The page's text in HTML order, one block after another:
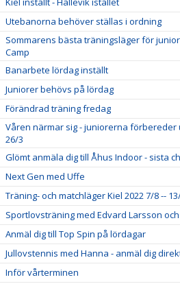
Utebanorna behöver ställas i ordning
Sommarens bästa träningsläger för
Camp
Banarbete lördag inställt
Juniorer behövs på lördag
Förändrad träning fredag
Våren närmar sig - juniorerna förbereder
26/3
Glömt anmäla dig till Åhus Indoor - sista
Next Gen med Uffe
Träning- och matchläger Kiel 2022 7/8 --
Sportlovsträning med Edvard Larsson
Anmäl dig till Top Spin på lördagar
Jullovstennis med Hanna - anmäl dig
Inför vårterminen